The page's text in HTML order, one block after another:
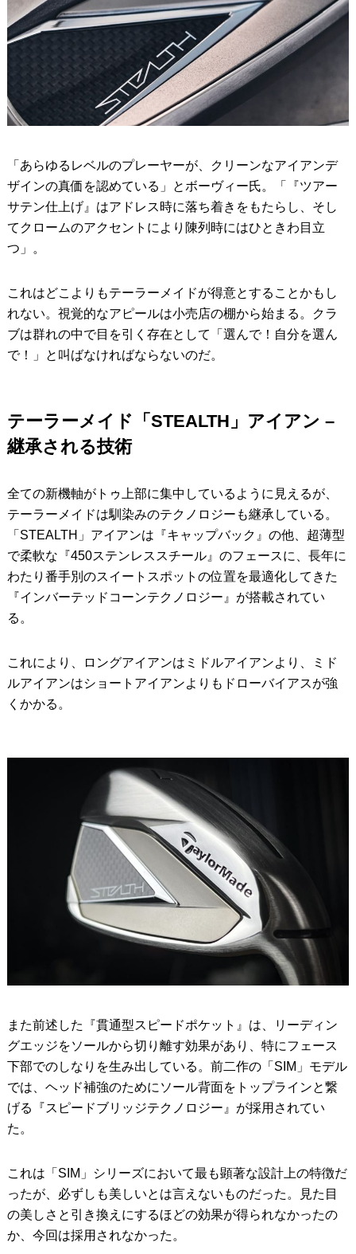
「あらゆるレベルのプレーヤーが、クリーンなアイアンデ
ザインの真価を認めている」とボーヴィー氏。「『ツアー
サテン仕上げ』はアドレス時に落ち着きをもたらし、そし
てクロームのアクセントにより陳列時にはひときわ目立
つ」。
これはどこよりもテーラーメイドが得意とすることかもし
れない。視覚的なアピールは小売店の棚から始まる。クラ
ブは群れの中で目を引く存在として「選んで！自分を選ん
で！」と叫ばなければならないのだ。
テーラーメイド「STEALTH」アイアン –
継承される技術
全ての新機軸がトゥ上部に集中しているように見えるが、
テーラーメイドは馴染みのテクノロジーも継承している。
「STEALTH」アイアンは『キャップバック』の他、超薄型
で柔軟な『450ステンレススチール』のフェースに、長年に
わたり番手別のスイートスポットの位置を最適化してきた
『インバーテッドコーンテクノロジー』が搭載されてい
る。
これにより、ロングアイアンはミドルアイアンより、ミド
ルアイアンはショートアイアンよりもドローバイアスが強
くかかる。
また前述した『貫通型スピードポケット』は、リーディン
グエッジをソールから切り離す効果があり、特にフェース
下部でのしなりを生み出している。前二作の「SIM」モデル
では、ヘッド補強のためにソール背面をトップラインと繋
げる『スピードブリッジテクノロジー』が採用されてい
た。
これは「SIM」シリーズにおいて最も顕著な設計上の特徴だ
ったが、必ずしも美しいとは言えないものだった。見た目
の美しさと引き換えにするほどの効果が得られなかったの
か、今回は採用されなかった。